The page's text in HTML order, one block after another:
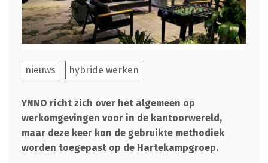
nieuws hybride werken
YNNO richt zich over het algemeen op
werkomgevingen voor in de kantoorwereld,
maar deze keer kon de gebruikte methodiek
worden toegepast op de Hartekampgroep.